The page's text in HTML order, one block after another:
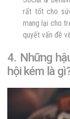
rất tốt cho
mang lại cho
quyết vấn đề
4. Những
hội kém là